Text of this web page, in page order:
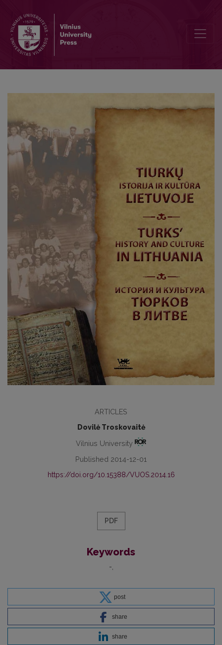
ARTICLES
Dovilė Troskovaitė
Vilnius University
Published 2014-12-01
https://doi.org/10.15388/VUOS.2014.16
PDF
Keywords
-
post
share
share